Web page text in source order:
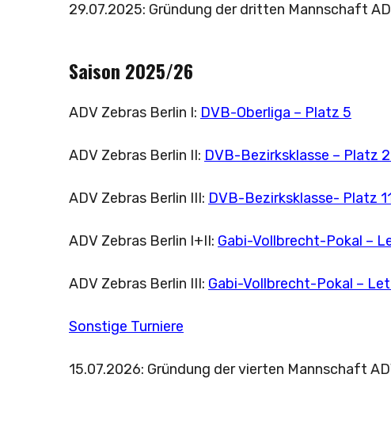
29.07.2025: Gründung der dritten Mannschaft
Saison 2025/26
ADV Zebras Berlin I: DVB-Oberliga – Platz 5
ADV Zebras Berlin II: DVB-Bezirksklasse – Platz
ADV Zebras Berlin III: DVB-Bezirksklasse- Platz
ADV Zebras Berlin I+II: Gabi-Vollbrecht-Pokal –
ADV Zebras Berlin III: Gabi-Vollbrecht-Pokal –
Sonstige Turniere
15.07.2026: Gründung der vierten Mannschaft